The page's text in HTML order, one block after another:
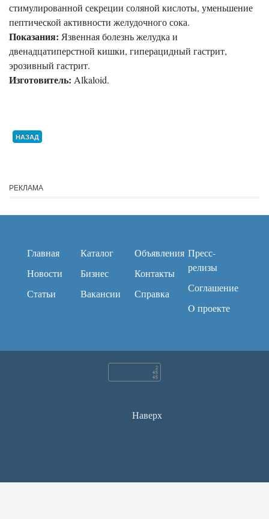
стимулированной секреции соляной кислоты, уменьшение
пептической активности желудочного сока.
Показания: Язвенная болезнь желудка и
двенадцатиперстной кишки, гиперацидный гастрит,
эрозивный гастрит.
Изготовитель: Alkaloid.
НАЗАД
РЕКЛАМА
Главная
Новости
Статьи
Каталог
Бизнес
Вакансии
Объявления
Контакты
Справка
Пресс-
релизы
Соглашение
O проекте
Наверх